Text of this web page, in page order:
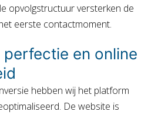
opvolgstructuur versterken de
eerste contactmoment.
en online
hebben wij het platform
De website is